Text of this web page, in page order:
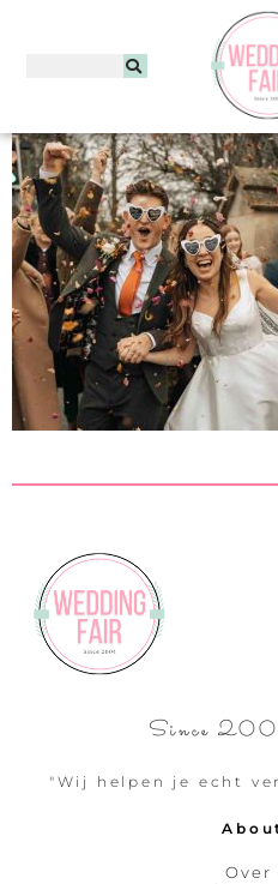
Since
"Wij helpen je echt
Over